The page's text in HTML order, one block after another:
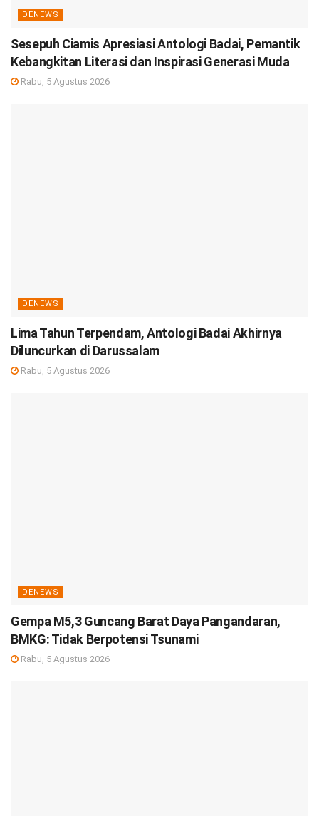
DENEWS
Sesepuh Ciamis Apresiasi Antologi Badai, Pemantik
Kebangkitan Literasi dan Inspirasi Generasi Muda
Rabu, 5 Agustus 2026
DENEWS
Lima Tahun Terpendam, Antologi Badai Akhirnya
Diluncurkan di Darussalam
Rabu, 5 Agustus 2026
DENEWS
Gempa M5,3 Guncang Barat Daya Pangandaran,
BMKG: Tidak Berpotensi Tsunami
Rabu, 5 Agustus 2026